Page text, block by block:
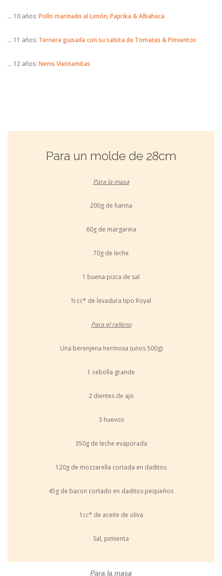
… 10 años: Pollo marinado al Limón, Paprika & Albahaca
… 11 años: Ternera guisada con su salsita de Tomates & Pimientos
… 12 años: Nems Vietnamitas
Para un molde de 28cm
Para la masa
200g de harina
60g de margarina
70g de leche
1 buena pizca de sal
½ cc* de levadura tipo Royal
Para el relleno
Una berenjena hermosa (unos 500g)
1 cebolla grande
2 dientes de ajo
3 huevos
350g de leche evaporada
120g de mozzarella cortada en daditos
45g de bacon cortado en daditos pequeños
1cc* de aceite de oliva
Sal, pimienta
Para la masa